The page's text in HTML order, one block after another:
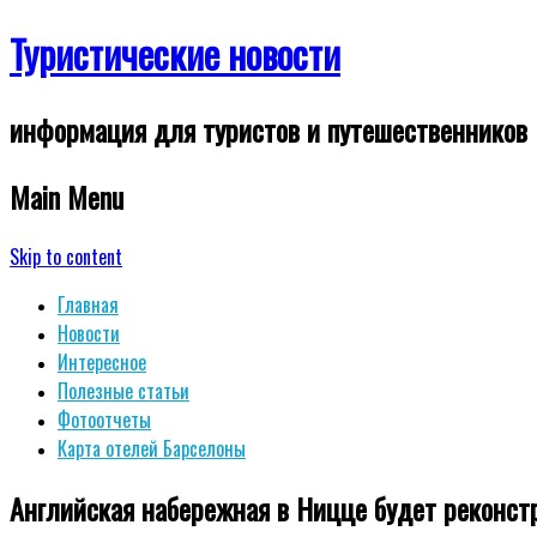
Туристические новости
информация для туристов и путешественников
Main Menu
Skip to content
Главная
Новости
Интересное
Полезные статьи
Фотоотчеты
Карта отелей Барселоны
Английская набережная в Ницце будет